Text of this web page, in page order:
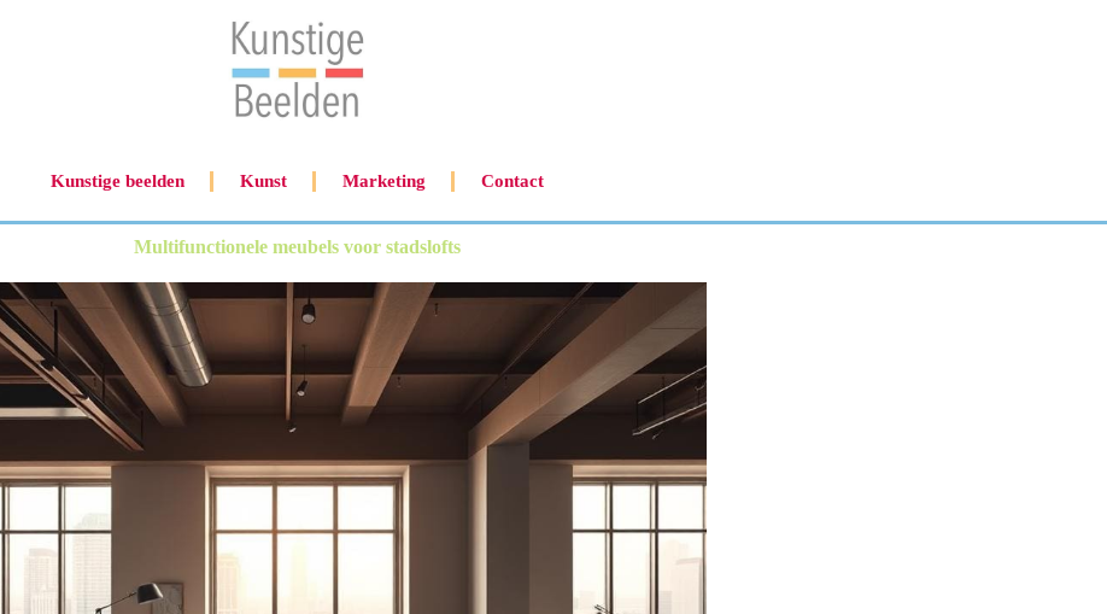
Kunstige beelden Kunst Marketing Contact
Multifunctionele meubels voor stadslofts